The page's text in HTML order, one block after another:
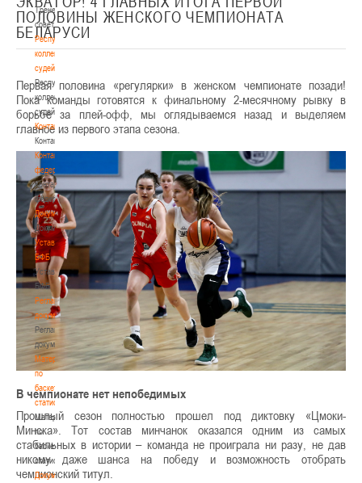
Тренерский
совет
Республиканская
коллегия
судей
Республиканская
коллегия
судей
Контакты
Контакты
Контакты
федерации
Контакты
федерации
Документы
Документы
Устав
БФБ
Устав
БФБ
Регламентирующие
документы
Регламентирующие
документы
Материалы
по
баскетбольной
статистике
Материалы
по
баскетбольной
статистике
Документы
ПОЛОВИНЫ ЖЕНСКОГО ЧЕМПИОНАТА
БЕЛАРУСИ
Первая половина «регулярки» в женском чемпионате позади!
Пока команды готовятся к финальному 2-месячному рывку в
борьбе за плей-офф, мы оглядываемся назад и выделяем
главное из первого этапа сезона.
В чемпионате нет непобедимых
Прошлый сезон полностью прошел под диктовку «Цмоки-
Минска». Тот состав минчанок оказался одним из самых
стабильных в истории – команда не проиграла ни разу, не дав
никому даже шанса на победу и возможность отобрать
чемпионский титул.